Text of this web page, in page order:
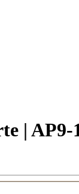
| AP9-